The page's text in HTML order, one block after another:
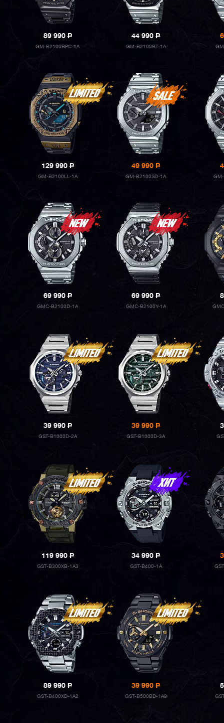
89 990P
GM-B2100BPC-1A
44 990P
GM-B2100BT-1A
129 990P
GM-B2100LL-1A
49 990P
GM-B2100SD-1A
69 990P
GMC-B2100D-1A
69 990P
GMC-B2100Y-1A
39 990P
GST-B1000D-2A
39 990P
GST-B1000D-3A
119 990P
GST-B300XB-1A3
34 990P
GST-B400-1A
89 990P
GST-B400XD-1A2
39 990P
GST-B500BD-1A9